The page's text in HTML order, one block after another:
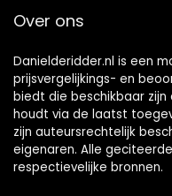
Over ons
Danielderidder.nl is een
prijsvergelijkings- en
biedt die beschikbaar
houdt via de laatst
zijn auteursrechtelijk
eigenaren. Alle
respectievelijke bronnen.